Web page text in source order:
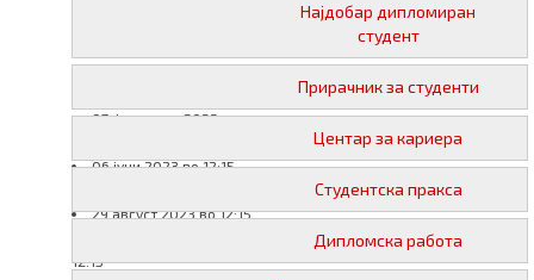
12:15
07 февруари 2023 во
06 јуни 2023 во 12:15
29 август 2023 во 12:15
12:15
Најдобар дипломиран
студент
Прирачник за студенти
Центар за кариера
Студентска пракса
Дипломска работа